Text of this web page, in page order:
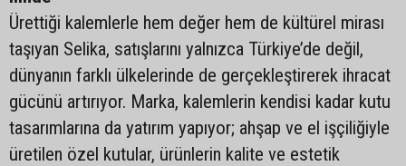
Ürettiği kalemlerle hem değer hem de kültürel mirası
taşıyan Selika, satışlarını yalnızca Türkiye’de değil,
dünyanın farklı ülkelerinde de gerçekleştirerek ihracat
gücünü artırıyor. Marka, kalemlerin kendisi kadar kutu
tasarımlarına da yatırım yapıyor; ahşap ve el işçiliğiyle
üretilen özel kutular, ürünlerin kalite ve estetik